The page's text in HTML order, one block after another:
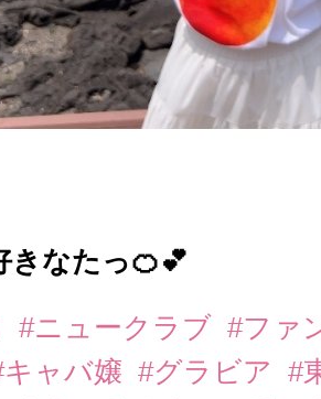
きなたっ🍊💕
#ニュークラブ #ファ
ャバ嬢 #グラビア
#